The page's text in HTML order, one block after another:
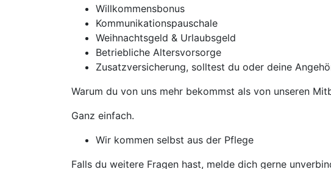
Willkommensbonus
Kommunikationspauschale
Weihnachtsgeld & Urlaubsgeld
Betriebliche Altersvorsorge
Zusatzversicherung, solltest du oder deine
Warum du von uns mehr bekommst als von unseren
Ganz einfach.
Wir kommen selbst aus der Pflege
Falls du weitere Fragen hast, melde dich gerne